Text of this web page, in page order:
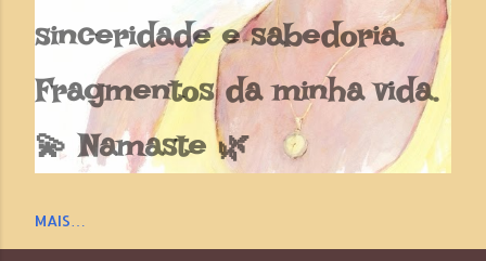
sinceridade e sabedoria.
Fragmentos da minha vida.
💫 Namaste 🌿
MAIS…